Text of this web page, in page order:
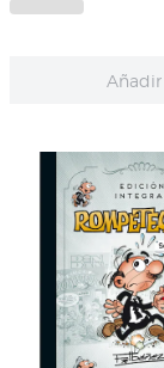
Añadir